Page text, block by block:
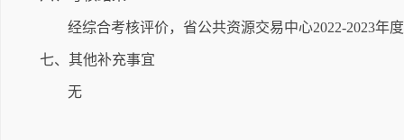
经综合考核评价，省公共资源交易中心2022-2023年
七、其他补充事宜
无